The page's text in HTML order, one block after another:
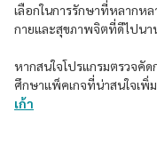
เลือกในการรักษาที่หลากห
กายและสุขภาพจิตที่ดีไปนา
หากสนใจโปรแกรมตรวจคัด
ศึกษาแพ็คเกจที่น่าสนใจเพิ่
เก้า